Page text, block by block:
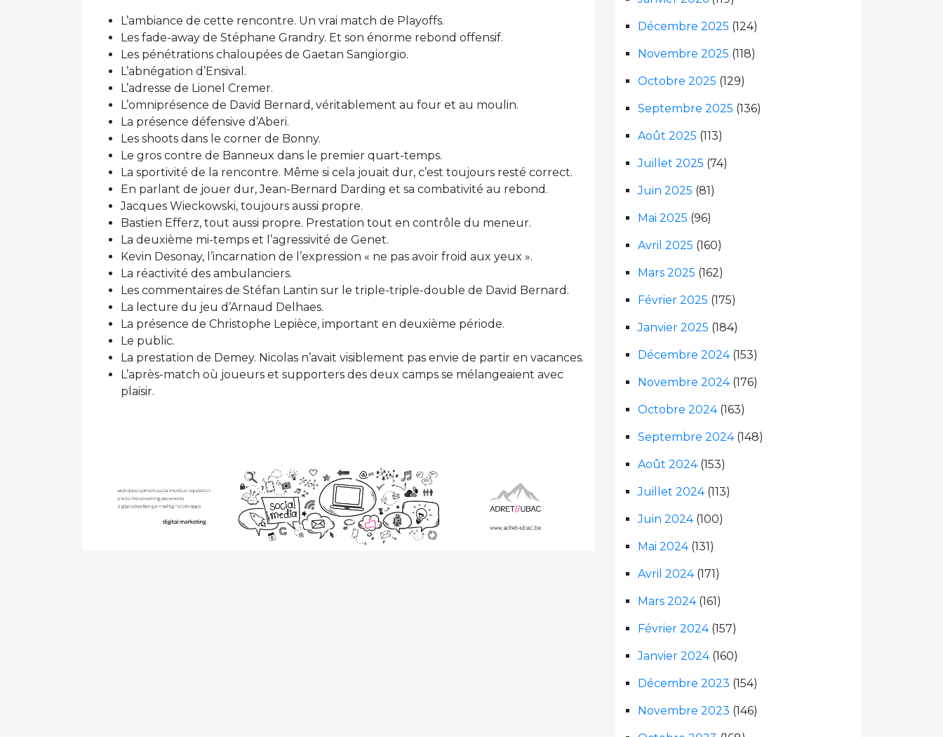
L’ambiance de cette rencontre. Un vrai match de Playoffs.
Les fade-away de Stéphane Grandry. Et son énorme rebond offensif.
Les pénétrations chaloupées de Gaetan Sangiorgio.
L’abnégation d’Ensival.
L’adresse de Lionel Cremer.
L’omniprésence de David Bernard, véritablement au four et au moulin.
La présence défensive d’Aberi.
Les shoots dans le corner de Bonny.
Le gros contre de Banneux dans le premier quart-temps.
La sportivité de la rencontre. Même si cela jouait dur, c’est toujours resté correct.
En parlant de jouer dur, Jean-Bernard Darding et sa combativité au rebond.
Jacques Wieckowski, toujours aussi propre.
Bastien Efferz, tout aussi propre. Prestation tout en contrôle du meneur.
La deuxième mi-temps et l’agressivité de Genet.
Kevin Desonay, l’incarnation de l’expression « ne pas avoir froid aux yeux ».
La réactivité des ambulanciers.
Les commentaires de Stéfan Lantin sur le triple-triple-double de David Bernard.
La lecture du jeu d’Arnaud Delhaes.
La présence de Christophe Lepièce, important en deuxième période.
Le public.
La prestation de Demey. Nicolas n’avait visiblement pas envie de partir en vacances.
L’après-match où joueurs et supporters des deux camps se mélangeaient avec
plaisir.
Décembre 2025 (124)
Novembre 2025 (118)
Octobre 2025 (129)
Septembre 2025 (136)
Août 2025 (113)
Juillet 2025 (74)
Juin 2025 (81)
Mai 2025 (96)
Avril 2025 (160)
Mars 2025 (162)
Février 2025 (175)
Janvier 2025 (184)
Décembre 2024(153)
Novembre 2024(176)
Octobre 2024(163)
Septembre 2024(148)
Août 2024(153)
Juillet 2024(113)
Juin 2024(100)
Mai 2024(131)
Avril 2024(171)
Mars 2024(161)
Février 2024(157)
Janvier 2024(160)
Décembre 2023 (154)
Novembre 2023 (146)